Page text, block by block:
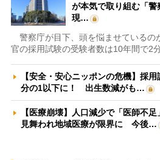
が本気で取り組む「
現…
警察庁が目下、頭を悩ませているの
官の採用試験の受験者数は10年間で2
【安全・安心ニッポンの危機】採
分の1以下に！ 出生数減がも…
【医療崩壊】人口減少で「医師不
見舞われ地域医療が限界に 今後…